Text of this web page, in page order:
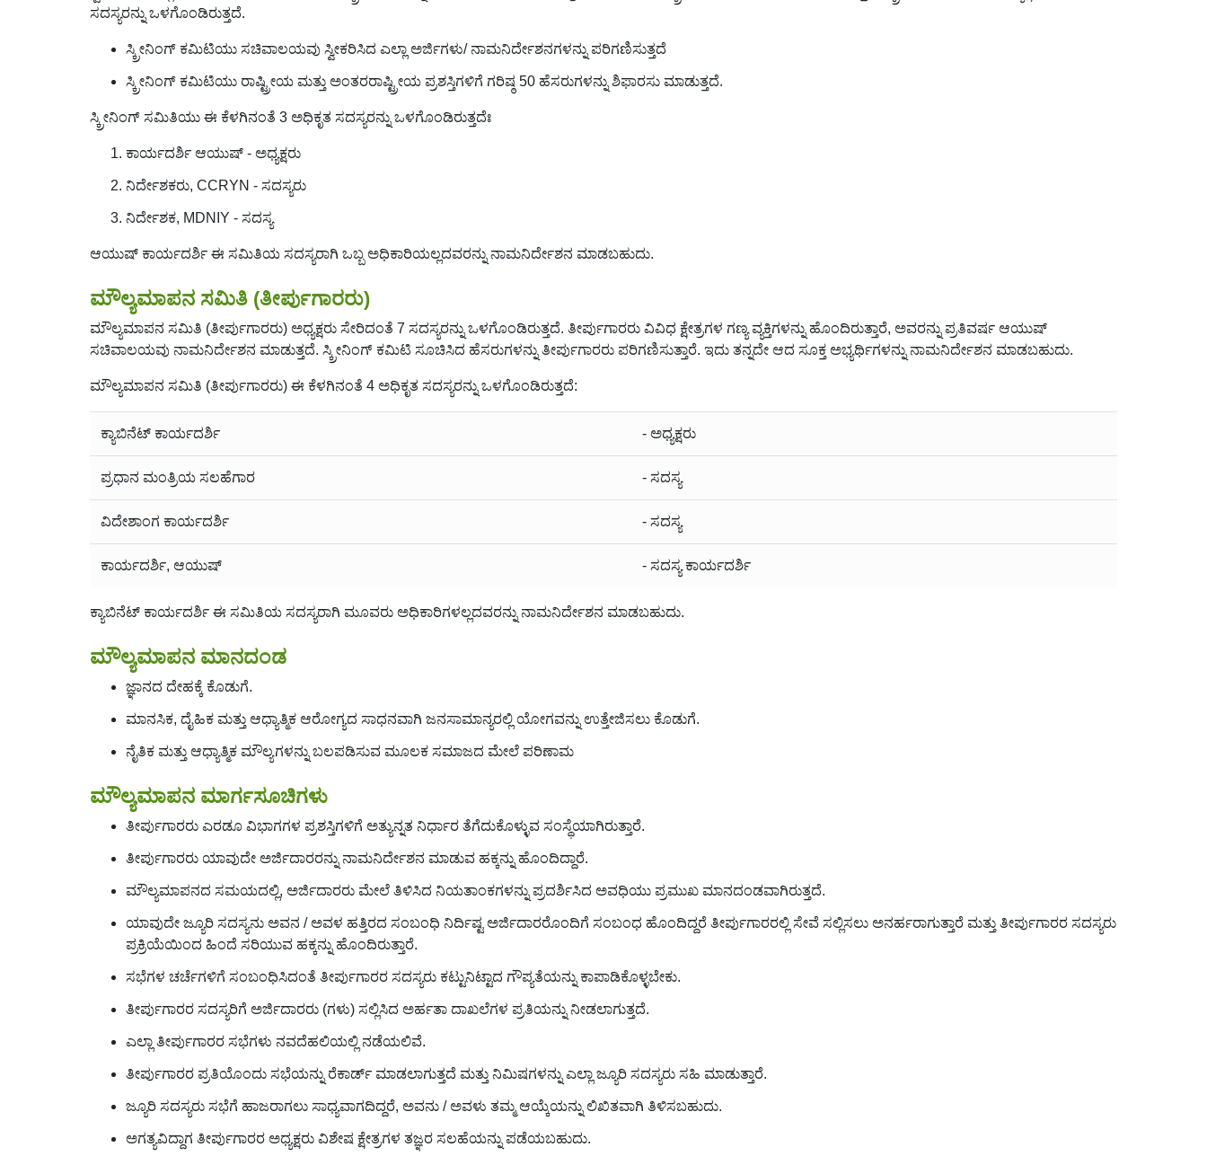
ಸದಸ್ಯರನ್ನು ಒಳಗೊಂಡಿರುತ್ತದೆ.
ಸ್ಕ್ರೀನಿಂಗ್ ಕಮಿಟಿಯು ಸಚಿವಾಲಯವು ಸ್ವೀಕರಿಸಿದ ಎಲ್ಲಾ ಅರ್ಜಿಗಳು/ ನಾಮನಿರ್ದೇಶನಗಳನ್ನು ಪರಿಗಣಿಸುತ್ತದೆ
ಸ್ಕ್ರೀನಿಂಗ್ ಕಮಿಟಿಯು ರಾಷ್ಟ್ರೀಯ ಮತ್ತು ಅಂತರರಾಷ್ಟ್ರೀಯ ಪ್ರಶಸ್ತಿಗಳಿಗೆ ಗರಿಷ್ಠ 50 ಹೆಸರುಗಳನ್ನು ಶಿಫಾರಸು ಮಾಡುತ್ತದೆ.
ಸ್ಕ್ರೀನಿಂಗ್ ಸಮಿತಿಯು ಈ ಕೆಳಗಿನಂತೆ 3 ಅಧಿಕೃತ ಸದಸ್ಯರನ್ನು ಒಳಗೊಂಡಿರುತ್ತದೆಃ
ಕಾರ್ಯದರ್ಶಿ ಆಯುಷ್ - ಅಧ್ಯಕ್ಷರು
ನಿರ್ದೇಶಕರು, CCRYN - ಸದಸ್ಯರು
ನಿರ್ದೇಶಕ, MDNIY - ಸದಸ್ಯ
ಆಯುಷ್ ಕಾರ್ಯದರ್ಶಿ ಈ ಸಮಿತಿಯ ಸದಸ್ಯರಾಗಿ ಒಬ್ಬ ಅಧಿಕಾರಿಯಲ್ಲದವರನ್ನು ನಾಮನಿರ್ದೇಶನ ಮಾಡಬಹುದು.
ಮೌಲ್ಯಮಾಪನ ಸಮಿತಿ (ತೀರ್ಪುಗಾರರು)
ಮೌಲ್ಯಮಾಪನ ಸಮಿತಿ (ತೀರ್ಪುಗಾರರು) ಅಧ್ಯಕ್ಷರು ಸೇರಿದಂತೆ 7 ಸದಸ್ಯರನ್ನು ಒಳಗೊಂಡಿರುತ್ತದೆ. ತೀರ್ಪುಗಾರರು ವಿವಿಧ ಕ್ಷೇತ್ರಗಳ ಗಣ್ಯ ವ್ಯಕ್ತಿಗಳನ್ನು ಹೊಂದಿರುತ್ತಾರೆ, ಅವರನ್ನು ಪ್ರತಿವರ್ಷ ಆಯುಷ್
ಸಚಿವಾಲಯವು ನಾಮನಿರ್ದೇಶನ ಮಾಡುತ್ತದೆ. ಸ್ಕ್ರೀನಿಂಗ್ ಕಮಿಟಿ ಸೂಚಿಸಿದ ಹೆಸರುಗಳನ್ನು ತೀರ್ಪುಗಾರರು ಪರಿಗಣಿಸುತ್ತಾರೆ. ಇದು ತನ್ನದೇ ಆದ ಸೂಕ್ತ ಅಭ್ಯರ್ಥಿಗಳನ್ನು ನಾಮನಿರ್ದೇಶನ ಮಾಡಬಹುದು.
ಮೌಲ್ಯಮಾಪನ ಸಮಿತಿ (ತೀರ್ಪುಗಾರರು) ಈ ಕೆಳಗಿನಂತೆ 4 ಅಧಿಕೃತ ಸದಸ್ಯರನ್ನು ಒಳಗೊಂಡಿರುತ್ತದೆ:
ಕ್ಯಾಬಿನೆಟ್ ಕಾರ್ಯದರ್ಶಿ - ಅಧ್ಯಕ್ಷರು
ಪ್ರಧಾನ ಮಂತ್ರಿಯ ಸಲಹೆಗಾರ - ಸದಸ್ಯ
ವಿದೇಶಾಂಗ ಕಾರ್ಯದರ್ಶಿ - ಸದಸ್ಯ
ಕಾರ್ಯದರ್ಶಿ, ಆಯುಷ್ - ಸದಸ್ಯ ಕಾರ್ಯದರ್ಶಿ
ಕ್ಯಾಬಿನೆಟ್ ಕಾರ್ಯದರ್ಶಿ ಈ ಸಮಿತಿಯ ಸದಸ್ಯರಾಗಿ ಮೂವರು ಅಧಿಕಾರಿಗಳಲ್ಲದವರನ್ನು ನಾಮನಿರ್ದೇಶನ ಮಾಡಬಹುದು.
ಮೌಲ್ಯಮಾಪನ ಮಾನದಂಡ
ಜ್ಞಾನದ ದೇಹಕ್ಕೆ ಕೊಡುಗೆ.
ಮಾನಸಿಕ, ದೈಹಿಕ ಮತ್ತು ಆಧ್ಯಾತ್ಮಿಕ ಆರೋಗ್ಯದ ಸಾಧನವಾಗಿ ಜನಸಾಮಾನ್ಯರಲ್ಲಿ ಯೋಗವನ್ನು ಉತ್ತೇಜಿಸಲು ಕೊಡುಗೆ.
ನೈತಿಕ ಮತ್ತು ಆಧ್ಯಾತ್ಮಿಕ ಮೌಲ್ಯಗಳನ್ನು ಬಲಪಡಿಸುವ ಮೂಲಕ ಸಮಾಜದ ಮೇಲೆ ಪರಿಣಾಮ
ಮೌಲ್ಯಮಾಪನ ಮಾರ್ಗಸೂಚಿಗಳು
ತೀರ್ಪುಗಾರರು ಎರಡೂ ವಿಭಾಗಗಳ ಪ್ರಶಸ್ತಿಗಳಿಗೆ ಅತ್ಯುನ್ನತ ನಿರ್ಧಾರ ತೆಗೆದುಕೊಳ್ಳುವ ಸಂಸ್ಥೆಯಾಗಿರುತ್ತಾರೆ.
ತೀರ್ಪುಗಾರರು ಯಾವುದೇ ಅರ್ಜಿದಾರರನ್ನು ನಾಮನಿರ್ದೇಶನ ಮಾಡುವ ಹಕ್ಕನ್ನು ಹೊಂದಿದ್ದಾರೆ.
ಮೌಲ್ಯಮಾಪನದ ಸಮಯದಲ್ಲಿ, ಅರ್ಜಿದಾರರು ಮೇಲೆ ತಿಳಿಸಿದ ನಿಯತಾಂಕಗಳನ್ನು ಪ್ರದರ್ಶಿಸಿದ ಅವಧಿಯು ಪ್ರಮುಖ ಮಾನದಂಡವಾಗಿರುತ್ತದೆ.
ಯಾವುದೇ ಜ್ಯೂರಿ ಸದಸ್ಯನು ಅವನ / ಅವಳ ಹತ್ತಿರದ ಸಂಬಂಧಿ ನಿರ್ದಿಷ್ಟ ಅರ್ಜಿದಾರರೊಂದಿಗೆ ಸಂಬಂಧ ಹೊಂದಿದ್ದರೆ ತೀರ್ಪುಗಾರರಲ್ಲಿ ಸೇವೆ ಸಲ್ಲಿಸಲು ಅನರ್ಹರಾಗುತ್ತಾರೆ ಮತ್ತು ತೀರ್ಪುಗಾರರ ಸದಸ್ಯರು
ಪ್ರಕ್ರಿಯೆಯಿಂದ ಹಿಂದೆ ಸರಿಯುವ ಹಕ್ಕನ್ನು ಹೊಂದಿರುತ್ತಾರೆ.
ಸಭೆಗಳ ಚರ್ಚೆಗಳಿಗೆ ಸಂಬಂಧಿಸಿದಂತೆ ತೀರ್ಪುಗಾರರ ಸದಸ್ಯರು ಕಟ್ಟುನಿಟ್ಟಾದ ಗೌಪ್ಯತೆಯನ್ನು ಕಾಪಾಡಿಕೊಳ್ಳಬೇಕು.
ತೀರ್ಪುಗಾರರ ಸದಸ್ಯರಿಗೆ ಅರ್ಜಿದಾರರು (ಗಳು) ಸಲ್ಲಿಸಿದ ಅರ್ಹತಾ ದಾಖಲೆಗಳ ಪ್ರತಿಯನ್ನು ನೀಡಲಾಗುತ್ತದೆ.
ಎಲ್ಲಾ ತೀರ್ಪುಗಾರರ ಸಭೆಗಳು ನವದೆಹಲಿಯಲ್ಲಿ ನಡೆಯಲಿವೆ.
ತೀರ್ಪುಗಾರರ ಪ್ರತಿಯೊಂದು ಸಭೆಯನ್ನು ರೆಕಾರ್ಡ್ ಮಾಡಲಾಗುತ್ತದೆ ಮತ್ತು ನಿಮಿಷಗಳನ್ನು ಎಲ್ಲಾ ಜ್ಯೂರಿ ಸದಸ್ಯರು ಸಹಿ ಮಾಡುತ್ತಾರೆ.
ಜ್ಯೂರಿ ಸದಸ್ಯರು ಸಭೆಗೆ ಹಾಜರಾಗಲು ಸಾಧ್ಯವಾಗದಿದ್ದರೆ, ಅವನು / ಅವಳು ತಮ್ಮ ಆಯ್ಕೆಯನ್ನು ಲಿಖಿತವಾಗಿ ತಿಳಿಸಬಹುದು.
ಅಗತ್ಯವಿದ್ದಾಗ ತೀರ್ಪುಗಾರರ ಅಧ್ಯಕ್ಷರು ವಿಶೇಷ ಕ್ಷೇತ್ರಗಳ ತಜ್ಞರ ಸಲಹೆಯನ್ನು ಪಡೆಯಬಹುದು.